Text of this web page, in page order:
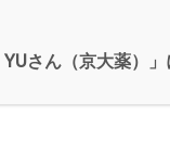
YUさん（京大薬）